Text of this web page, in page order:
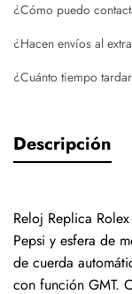
¿Cómo puedo
¿Hacen envíos al
¿Cuánto tiempo
Descripción
Reloj Replica
Pepsi y esfera de
de cuerda
con función GMT.